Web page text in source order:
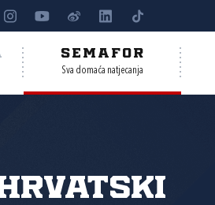
SEMAFOR
Sva domaća natjecanja